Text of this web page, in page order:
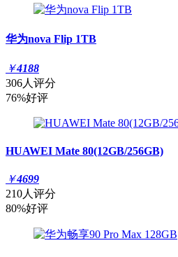
华为nova Flip 1TB
￥4188
306人评分
76%好评
HUAWEI Mate 80(12GB/256GB)
￥4699
210人评分
80%好评